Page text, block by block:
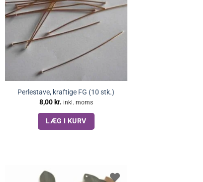
Perlestave, kraftige FG (10 stk.)
8,00 kr. inkl. moms
LÆG I KURV